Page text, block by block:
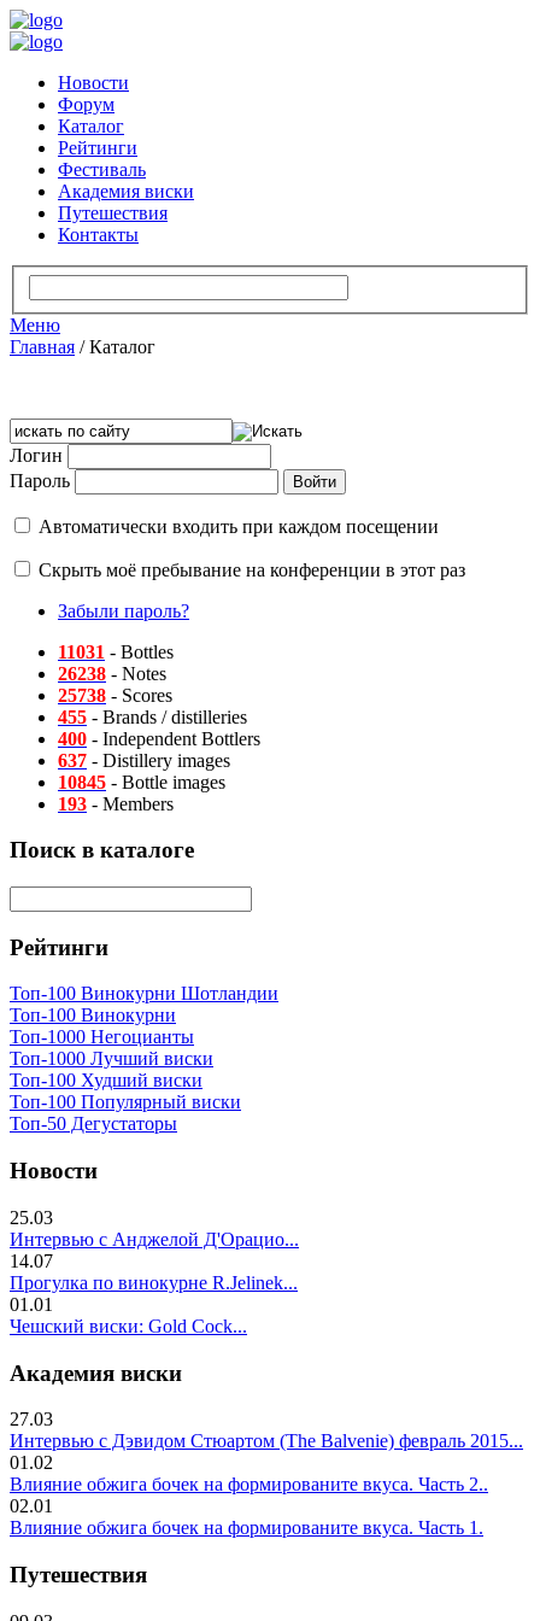
Новости
Форум
Каталог
Рейтинги
Фестиваль
Академия виски
Путешествия
Контакты
Меню
Главная /Каталог
Логин
Пароль
Автоматически входить при каждом посещении
Скрыть моё пребывание на конференции в этот раз
Забыли пароль?
11031 - Bottles
26238 - Notes
25738 - Scores
455 - Brands / distilleries
400 - Independent Bottlers
637 - Distillery images
10845 - Bottle images
193 - Members
Поиск в каталоге
Рейтинги
Топ-100 Винокурни Шотландии
Топ-100 Винокурни
Топ-1000 Негоцианты
Топ-1000 Лучший виски
Топ-100 Худший виски
Топ-100 Популярный виски
Топ-50 Дегустаторы
Новости
25.03
Интервью с Анджелой Д'Орацио...
14.07
Прогулка по винокурне R.Jelinek...
01.01
Чешский виски: Gold Cock...
Академия виски
27.03
Интервью с Дэвидом Стюартом (The Balvenie) февраль 2015...
01.02
Влияние обжига бочек на формированите вкуса. Часть 2..
02.01
Влияние обжига бочек на формированите вкуса. Часть 1.
Путешествия